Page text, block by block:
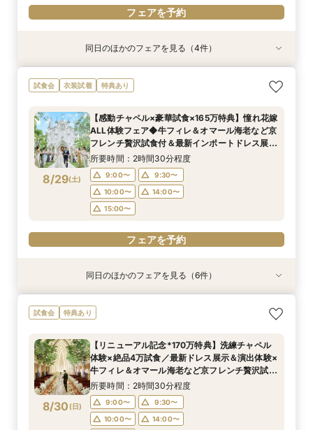
フェアを予約
衣装試着 特典あり
8/28(金)
【初めての見学もオススメ】全館見学＆見積もり
相談＆絶品試食付
11:00〜
13:00〜
14:00〜
15:00〜
フェアを予約
衣装試着 特典あり
8/28(金)
【10名58万円◆限定プラン紹介】少人数ウエ
ディング相談フェア
12:00〜
14:00〜
16:00〜
フェアを予約
特典あり
8/28(金)
【ドレス特典付】全館ゆったり見学×挙式体験×
花嫁ドレス診断
11:00〜
13:30〜
15:00〜
17:30〜
フェアを予約
特典あり
8/28(金)
【料理重視のお二人へ】全館開放見学&4万試食
付フェア♪
11:00〜
12:00〜
13:00〜
14:00〜
フェアを予約
同日のほかのフェアを見る（4件）
試食会 衣装試着 特典あり
8/29(土)
【感動チャペル×豪華試食×165万特典】憧れ花嫁
ALL体験フェア◆牛フィレ＆オマール海老など京
フレンチ贅沢試食付＆最新インポートドレス展示
付きBIGフェア
所要時間：2時間30分程度
9:00〜
9:30〜
10:00〜
14:00〜
15:00〜
フェアを予約
衣装試着 特典あり
8/29(土)
【マタニティＷ相談会】半年以内ＯＫ＆最大155
万優待付フェア
9:00〜
11:00〜
14:00〜
フェアを予約
衣装試着 特典あり
8/29(土)
【ペットと一緒の結婚式】大切な家族も一緒の結
婚式をご提案
9:00〜
9:30〜
14:00〜
15:00〜
フェアを予約
特典あり
8/29(土)
【家族で挙式＆会食】当館で一番お得な57万円プ
ラン紹介フェア
9:00〜
10:00〜
14:00〜
15:00〜
16:00〜
フェアを予約
衣装試着 特典あり
8/29(土)
【初めての見学も安心】全館見学＆予算相談＆4
万試食付フェア
9:00〜
10:00〜
14:00〜
15:00〜
17:00〜
フェアを予約
衣装試着 特典あり
8/29(土)
【料理重視◎】京フレンチハーフコース試食付
フェア（4万相当）
9:00〜 14:00〜
フェアを予約
衣装試着 特典あり
8/29(土)
【ドレス試着付】憧れのDESTINY LINE★最高峰
ドレス体験付フェア
9:00〜
10:00〜
14:00〜
15:00〜
17:00〜
フェアを予約
同日のほかのフェアを見る（6件）
試食会 特典あり
8/30 (日)
【リニューアル記念*170万特典】洗練チャペル
体験×絶品4万試食／最新ドレス展示＆演出体験×
牛フィレ＆オマール海老など京フレンチ贅沢試食
付きBIGブライダルフェア
所要時間：2時間30分程度
9:00〜
9:30〜
10:00〜
14:00〜